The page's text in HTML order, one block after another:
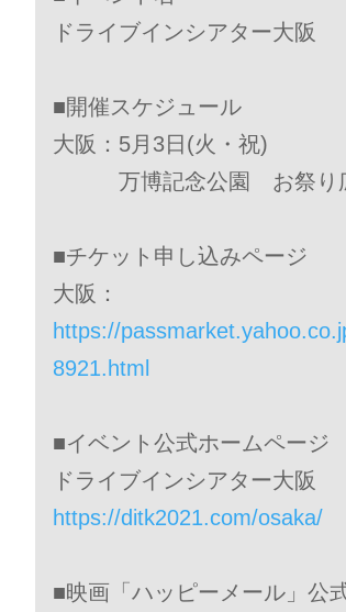
ドライブインシアター大阪
■開催スケジュール
大阪：5月3日(火・祝)
万博記念公園 お祭り
■チケット申し込みページ
大阪：
https://
8921.html
■イベント公式ホームページ
ドライブインシアター大阪
https://ditk2021.com/osaka/
■映画「ハッピーメール」公